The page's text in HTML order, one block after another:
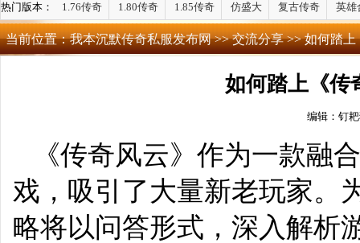
热门版本： 1.76传奇 1.80传奇 1.85传奇 仿盛大 复古传奇 英雄
当前位置：我本沉默传奇私服发布网>>交流分享>> 如何踏上
如何踏上《传
编辑：钉
《传奇风云》作为一款融
戏，吸引了大量新老玩家。
略将以问答形式，深入解析